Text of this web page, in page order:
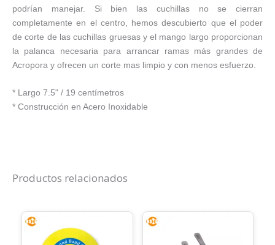
podrían manejar. Si bien las cuchillas no se cierran
completamente en el centro, hemos descubierto que el poder
de corte de las cuchillas gruesas y el mango largo proporcionan
la palanca necesaria para arrancar ramas más grandes de
Acropora y ofrecen un corte mas limpio y con menos esfuerzo.
* Largo 7.5" / 19 centímetros
* Construcción en Acero Inoxidable
Productos relacionados